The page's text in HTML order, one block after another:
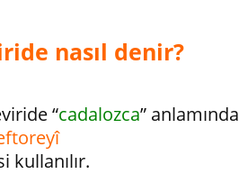
nasıl denir?
“cadalozca” anlamında
kullanılır.